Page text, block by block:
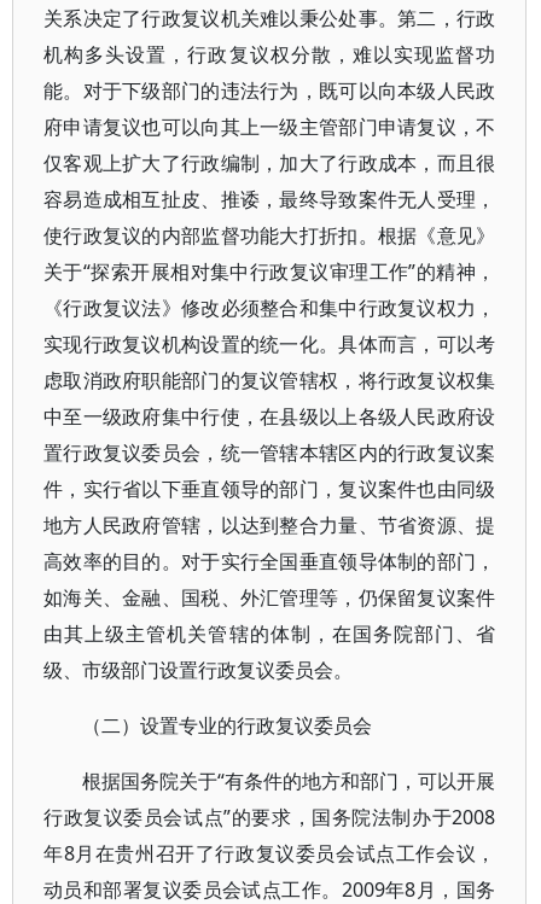
关系决定了行政复议机关难以秉公处事。第二，行政
机构多头设置，行政复议权分散，难以实现监督功
能。对于下级部门的违法行为，既可以向本级人民政
府申请复议也可以向其上一级主管部门申请复议，不
仅客观上扩大了行政编制，加大了行政成本，而且很
容易造成相互扯皮、推诿，最终导致案件无人受理，
使行政复议的内部监督功能大打折扣。根据《意见》
关于“探索开展相对集中行政复议审理工作”的精神，
《行政复议法》修改必须整合和集中行政复议权力，
实现行政复议机构设置的统一化。具体而言，可以考
虑取消政府职能部门的复议管辖权，将行政复议权集
中至一级政府集中行使，在县级以上各级人民政府设
置行政复议委员会，统一管辖本辖区内的行政复议案
件，实行省以下垂直领导的部门，复议案件也由同级
地方人民政府管辖，以达到整合力量、节省资源、提
高效率的目的。对于实行全国垂直领导体制的部门，
如海关、金融、国税、外汇管理等，仍保留复议案件
由其上级主管机关管辖的体制，在国务院部门、省
级、市级部门设置行政复议委员会。
（二）设置专业的行政复议委员会
根据国务院关于“有条件的地方和部门，可以开展
行政复议委员会试点”的要求，国务院法制办于2008
年8月在贵州召开了行政复议委员会试点工作会议，
动员和部署复议委员会试点工作。2009年8月，国务